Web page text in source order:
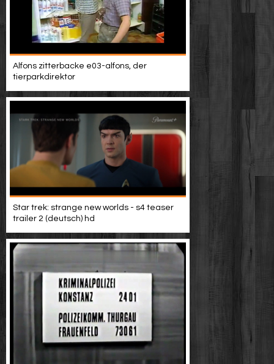
Alfons zitterbacke e03-alfons, der
tierparkdirektor
Star trek: strange new worlds - s4 teaser
trailer 2 (deutsch) hd